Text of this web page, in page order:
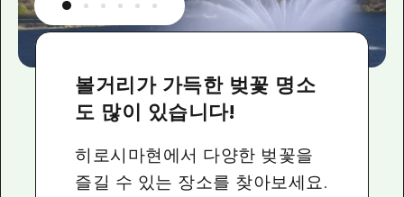
볼거리가 가득한 벚꽃 명소
도 많이 있습니다!
히로시마현에서 다양한 벚꽃을
즐길 수 있는 장소를 찾아보세요.